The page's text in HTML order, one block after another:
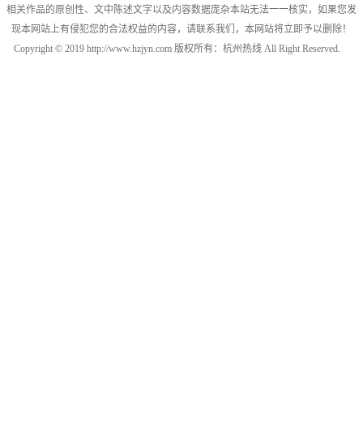
相关作品的原创性、文中陈述文字以及内容数据庞杂本站无法一一核实，如果您发
现本网站上有侵犯您的合法权益的内容，请联系我们，本网站将立即予以删除！
Copyright © 2019 http://www.hzjyn.com 版权所有：杭州热线 All Right Reserved.